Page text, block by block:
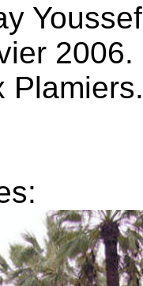
2006.
Plamiers.